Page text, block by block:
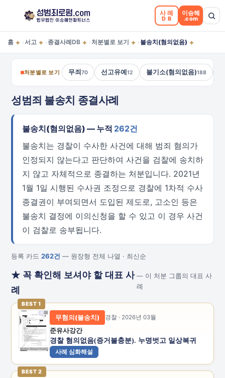
사례
DB
이승혜
.com
홈 + ›서고 + › 종결사례DB + › 처분별로 보기 + › 불송치(혐의없음) +
처분별로 보기 무죄70 선고유예12 불기소(혐의없음)188
성범죄 불송치 종결사례
불송치(혐의없음) — 누적 262건
불송치는 경찰이 수사한 사건에 대해 범죄 혐의가
인정되지 않는다고 판단하여 사건을 검찰에 송치하
지 않고 자체적으로 종결하는 처분입니다. 2021년
1월 1일 시행된 수사권 조정으로 경찰에 1차적 수사
종결권이 부여되면서 도입된 제도로, 고소인 등은
불송치 결정에 이의신청을 할 수 있고 이 경우 사건
이 검찰로 송부됩니다.
등록 카드 262건 — 원장형 전체 나열 · 최신순
★ 꼭 확인해 보셔야 할 대표 사
례
— 이 처분 그룹의 대표 사
례
BEST 1
무혐의(불송치) 경찰 · 2026년 03월
준유사강간
경찰 혐의없음(증거불충분). 누명벗고 일상복귀
사례 심화해설
BEST 2